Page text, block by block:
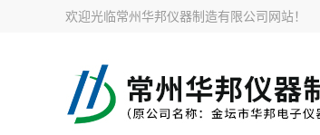
欢迎光临常州华邦仪器制造有限公司网站！